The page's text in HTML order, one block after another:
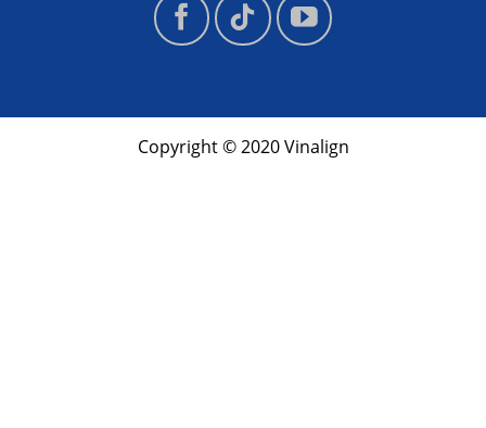
Copyright © 2020 Vinalign